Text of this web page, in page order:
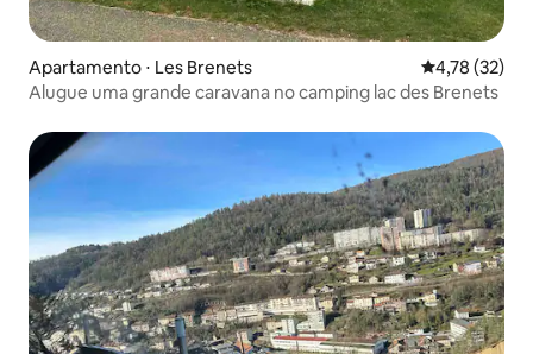
Apartamento ⋅ Les Brenets 4,78 de uma
4,78 (32)
Alugue uma grande caravana no camping lac des Brenets